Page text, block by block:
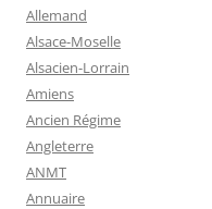
Allemand
Alsace-Moselle
Alsacien-Lorrain
Amiens
Ancien Régime
Angleterre
ANMT
Annuaire